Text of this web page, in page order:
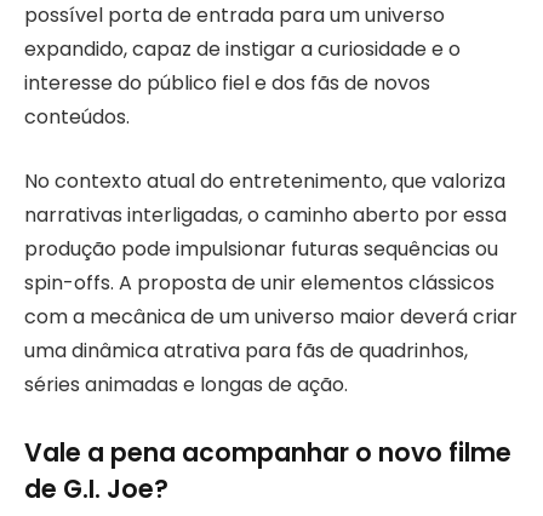
possível porta de entrada para um universo
expandido, capaz de instigar a curiosidade e o
interesse do público fiel e dos fãs de novos
conteúdos.
No contexto atual do entretenimento, que valoriza
narrativas interligadas, o caminho aberto por essa
produção pode impulsionar futuras sequências ou
spin-offs. A proposta de unir elementos clássicos
com a mecânica de um universo maior deverá criar
uma dinâmica atrativa para fãs de quadrinhos,
séries animadas e longas de ação.
Vale a pena acompanhar o novo filme
de G.I. Joe?